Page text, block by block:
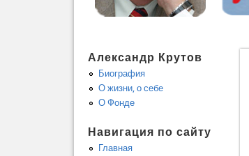
Александр Крутов
Биография
О жизни, о себе
О Фонде
Навигация по сайту
Главная